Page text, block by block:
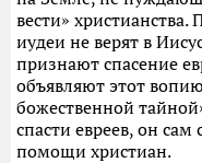
вести» христианства.
иудеи не верят в
признают спасение
объявляют этот
божественной
спасти евреев, он сам
помощи христиан.